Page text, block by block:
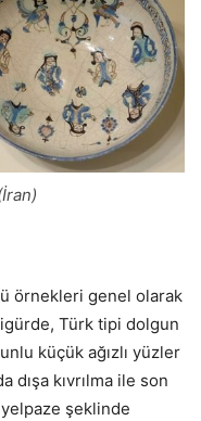
örnekleri genel olarak
Türk tipi dolgun
küçük ağızlı yüzler
dışa kıvrılma ile son
şeklinde